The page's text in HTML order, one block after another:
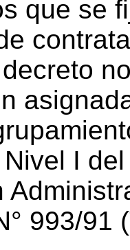
que se
I
993/91